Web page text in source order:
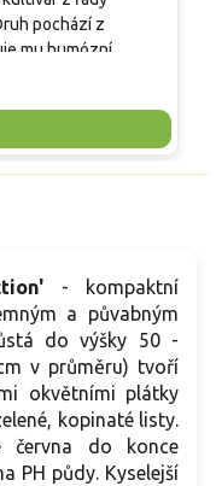
pochází z
mu humózní,
s pevnými
kulovitá květenství
modře, během
a fialových tónů.
ladí s bohyškami a
-
kompaktní
a půvabným
do výšky 50 -
v průměru) tvoří
okvětními plátky
kopinaté listy.
června do konce
PH půdy. Kyselejší